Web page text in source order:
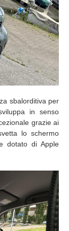
sbalorditiva per
in senso
grazie ai
lo schermo
dotato di Apple